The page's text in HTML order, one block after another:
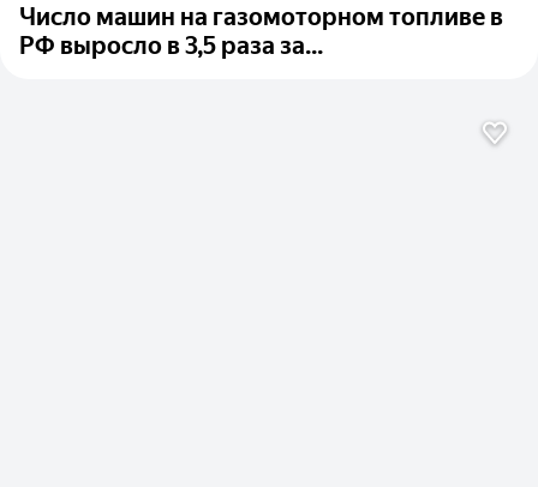
Число машин на газомоторном топливе в
РФ выросло в 3,5 раза за...